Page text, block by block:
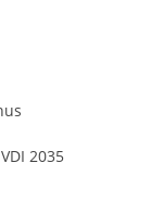
2035